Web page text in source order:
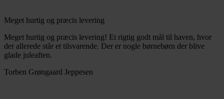
Meget hurtig og præcis levering
Meget hurtig og præcis levering! Et rigtig godt mål til haven, hvor
der allerede står et tilsvarende. Der er nogle børnebørn der blive
glade juleaften.
Torben Grøngaard Jeppesen